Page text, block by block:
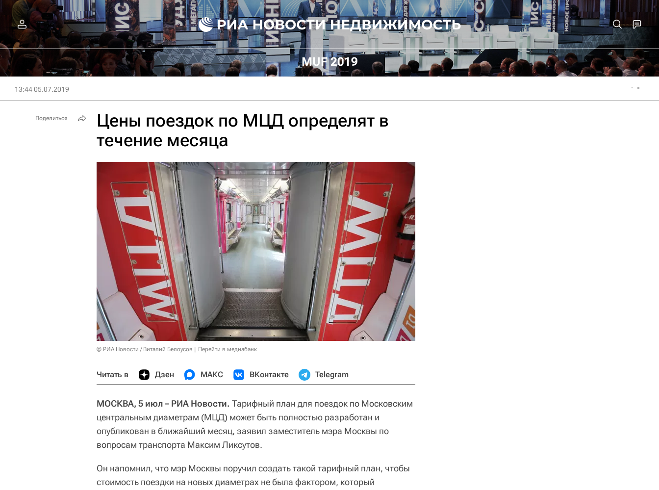
MUF 2019
13:44 05.07.2019
Цены поездок по МЦД определят в
течение месяца
© РИА Новости / Виталий Белоусов Перейти в медиабанк
Читать в Дзен МАКС ВКонтакте Telegram
МОСКВА, 5 июл – РИА Новости. Тарифный план для поездок по Московским
центральным диаметрам (МЦД) может быть полностью разработан и
опубликован в ближайший месяц, заявил заместитель мэра Москвы по
вопросам транспорта Максим Ликсутов.
Он напомнил, что мэр Москвы поручил создать такой тарифный план, чтобы
стоимость поездки на новых диаметрах не была фактором, который
Поделиться